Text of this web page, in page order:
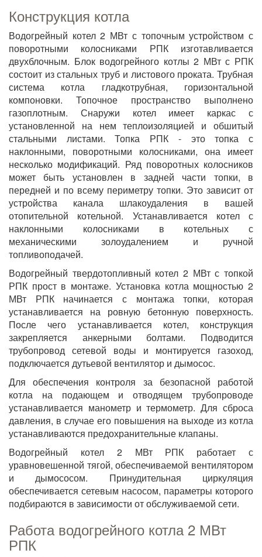
Конструкция котла
Водогрейный котел 2 МВт с топочным устройством с
поворотными колосниками РПК изготавливается
двухблочным. Блок водогрейного котлы 2 МВт с РПК
состоит из стальных труб и листового проката. Трубная
система котла гладкотрубная, горизонтальной
компоновки. Топочное пространство выполнено
газоплотным. Снаружи котел имеет каркас с
установленной на нем теплоизоляцией и обшитый
стальными листами. Топка РПК - это топка с
наклонными, поворотными колосниками, она имеет
несколько модификаций. Ряд поворотных колосников
может быть установлен в задней части топки, в
передней и по всему периметру топки. Это зависит от
устройства канала шлакоудаления в вашей
отопительной котельной. Устанавливается котел с
наклонными колосниками в котельных с
механическими золоудалением и ручной
топливоподачей.
Водогрейный твердотопливный котел 2 МВт с топкой
РПК прост в монтаже. Установка котла мощностью 2
МВт РПК начинается с монтажа топки, которая
устанавливается на ровную бетонную поверхность.
После чего устанавливается котел, конструкция
закрепляется анкерными болтами. Подводится
трубопровод сетевой воды и монтируется газоход,
подключается дутьевой вентилятор и дымосос.
Для обеспечения контроля за безопасной работой
котла на подающем и отводящем трубопроводе
устанавливается манометр и термометр. Для сброса
давления, в случае его повышения на выходе из котла
устанавливаются предохранительные клапаны.
Водогрейный котел 2 МВт РПК работает с
уравновешенной тягой, обеспечиваемой вентилятором
и дымососом. Принудительная циркуляция
обеспечивается сетевым насосом, параметры которого
подбираются в зависимости от обслуживаемой сети.
Работа водогрейного котла 2 МВт
РПК